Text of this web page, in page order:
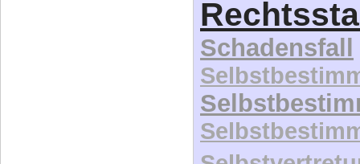
Schadensfall